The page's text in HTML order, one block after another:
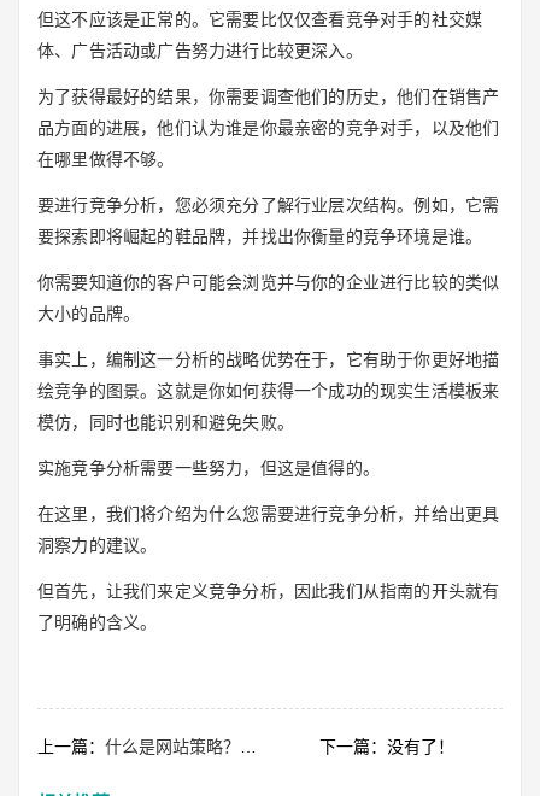
但这不应该是正常的。它需要比仅仅查看竞争对手的社交媒
体、广告活动或广告努力进行比较更深入。
为了获得最好的结果，你需要调查他们的历史，他们在销售产
品方面的进展，他们认为谁是你最亲密的竞争对手，以及他们
在哪里做得不够。
要进行竞争分析，您必须充分了解行业层次结构。例如，它需
要探索即将崛起的鞋品牌，并找出你衡量的竞争环境是谁。
你需要知道你的客户可能会浏览并与你的企业进行比较的类似
大小的品牌。
事实上，编制这一分析的战略优势在于，它有助于你更好地描
绘竞争的图景。这就是你如何获得一个成功的现实生活模板来
模仿，同时也能识别和避免失败。
实施竞争分析需要一些努力，但这是值得的。
在这里，我们将介绍为什么您需要进行竞争分析，并给出更具
洞察力的建议。
但首先，让我们来定义竞争分析，因此我们从指南的开头就有
了明确的含义。
上一篇： 什么是网站策略？为什么你需要它以及你如何做到 下一篇：没有了！